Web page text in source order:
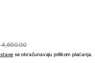
4,690.00
se obračunavaju prilikom plaćanja.